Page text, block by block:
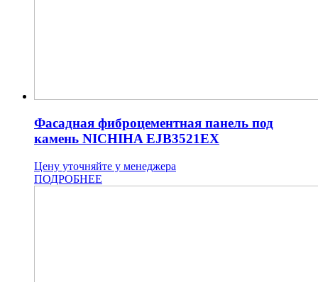
Фасадная фиброцементная панель под
камень NICHIHA EJB3521EX
Цену уточняйте у менеджера
ПОДРОБНЕЕ